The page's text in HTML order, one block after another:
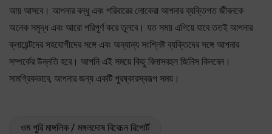
আয় আসবে। আপনার বন্ধু এবং পরিবারের লোকেরা আপনার ব্যক্তিগত জীবনকে
অনেক সমৃদ্ধ এবং আরো পরিপূর্ণ করে তুলবে। যত সময় এগিয়ে যাবে ততই আপনার
ক্লায়েন্টদের সহযোগীদের সঙ্গে এবং অন্যান্য সংশ্লিষ্ট ব্যক্তিদের সঙ্গে আপনার
সম্পর্কের উন্নতি হবে। আপনি এই সময়ে কিছু বিলাসবহুল জিনিস কিনবেন।
সামগ্রিকভাবে, আপনার জন্য একটি পুরষ্কারস্বরূপ সময়।
ওম পুরি মাঙ্গলিক / মঙ্গলদোষ বিবেচন রিপোর্ট